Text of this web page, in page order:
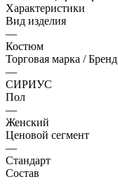
Характеристики
Вид изделия
—
Костюм
Торговая марка / Бренд
—
СИРИУС
Пол
—
Женский
Ценовой сегмент
—
Стандарт
Состав